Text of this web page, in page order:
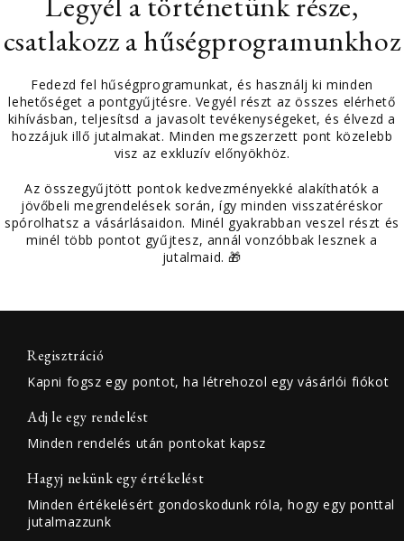
csatlakozz a hűségprogramunkhoz
Fedezd fel hűségprogramunkat, és használj ki minden
lehetőséget a pontgyűjtésre. Vegyél részt az összes elérhető
kihívásban, teljesítsd a javasolt tevékenységeket, és élvezd a
hozzájuk illő jutalmakat. Minden megszerzett pont közelebb
visz az exkluzív előnyökhöz.
Az összegyűjtött pontok kedvezményekké alakíthatók a
jövőbeli megrendelések során, így minden visszatéréskor
spórolhatsz a vásárlásaidon. Minél gyakrabban veszel részt és
minél több pontot gyűjtesz, annál vonzóbbak lesznek a
jutalmaid. 🎁
Regisztráció
Kapni fogsz egy pontot, ha létrehozol egy vásárlói fiókot
Adj le egy rendelést
Minden rendelés után pontokat kapsz
Hagyj nekünk egy értékelést
Minden értékelésért gondoskodunk róla, hogy egy ponttal
jutalmazzunk